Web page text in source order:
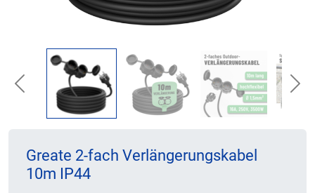
Previous
Greate 2-fach Verlängerungskabel
10m IP44